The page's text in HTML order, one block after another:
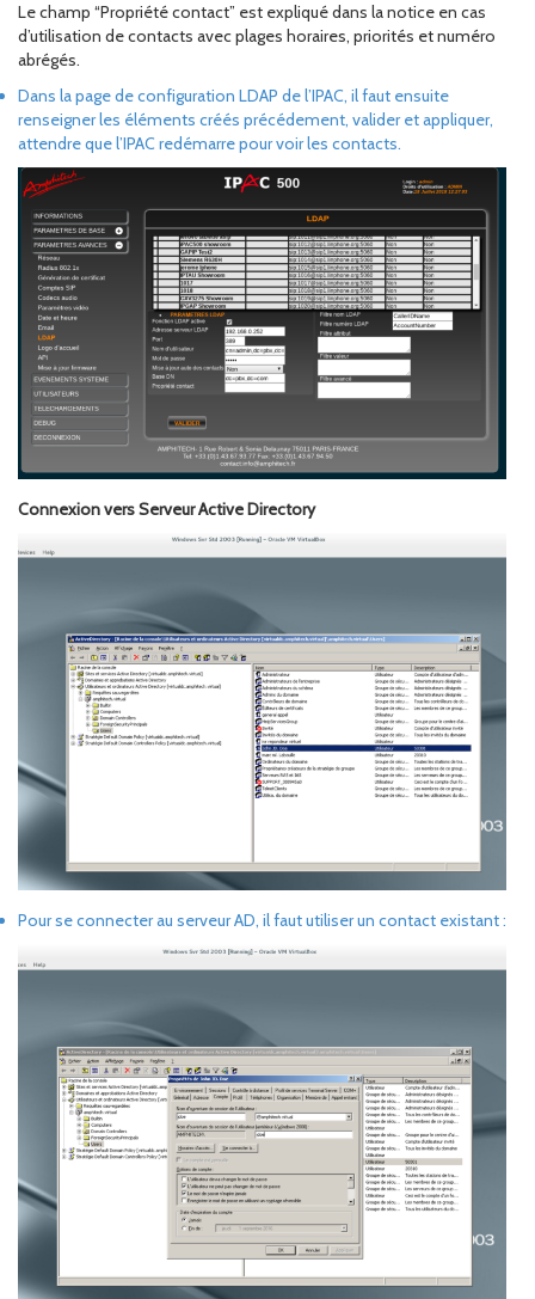
Le champ “Propriété contact” est expliqué dans la notice en cas
d’utilisation de contacts avec plages horaires, priorités et numéro
abrégés.
Dans la page de configuration LDAP de l’IPAC, il faut ensuite
renseigner les éléments créés précédement, valider et appliquer,
attendre que l’IPAC redémarre pour voir les contacts.
Connexion vers Serveur Active Directory
Pour se connecter au serveur AD, il faut utiliser un contact existant :